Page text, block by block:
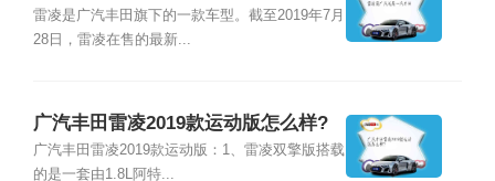
雷凌是广汽丰田旗下的一款车型。截至2019年7月
28日，雷凌在售的最新...
广汽丰田雷凌2019款运动版怎么样?
广汽丰田雷凌2019款运动版：1、雷凌双擎版搭载
的是一套由1.8L阿特...